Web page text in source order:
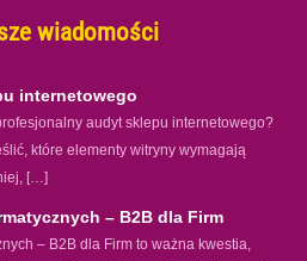
wiadomości
internetowego
audyt sklepu internetowego?
które elementy witryny wymagają
[…]
– B2B dla Firm
– B2B dla Firm to ważna kwestia,